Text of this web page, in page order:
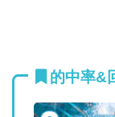
的中率&